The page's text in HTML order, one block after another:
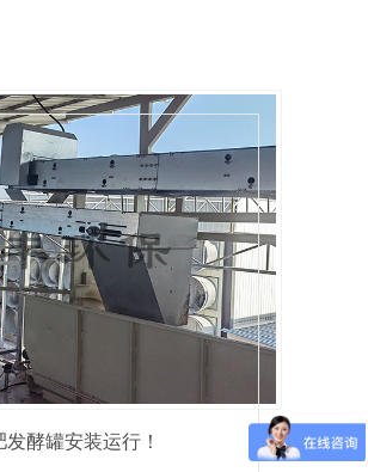
发酵罐安装运行！